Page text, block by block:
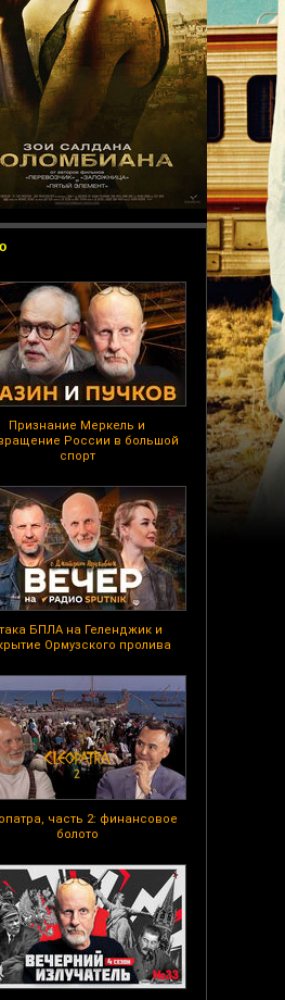
Признание Меркель и
России в большой
спорт
БПЛА на Геленджик и
Ормузского пролива
часть 2: финансовое
болото